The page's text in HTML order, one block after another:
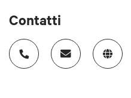
Contatti